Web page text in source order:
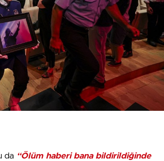
da “Ölüm haberi bana bildirildiğinde